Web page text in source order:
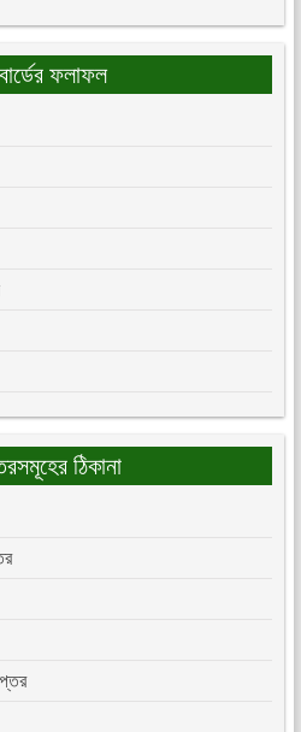
ফলাফল
ঠিকানা